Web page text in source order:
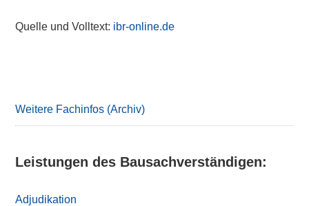
Quelle und Volltext: ibr-online.de
Weitere Fachinfos (Archiv)
Leistungen des Bausachverständigen:
Adjudikation